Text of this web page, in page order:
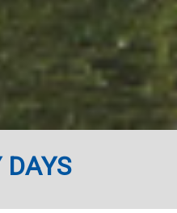
DAYS